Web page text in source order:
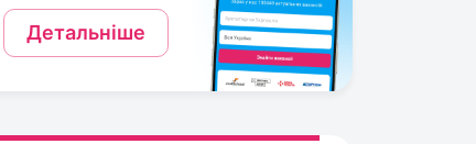
Детальніше